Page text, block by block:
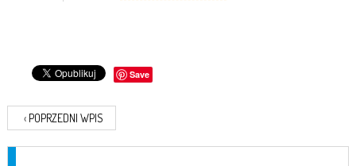
Save
‹ POPRZEDNI WPIS